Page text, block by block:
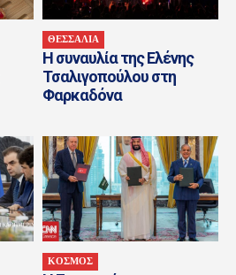
ΘΕΣΣΑΛΙΑ
H συναυλία της Ελένης
Τσαλιγοπούλου στη
Φαρκαδόνα
ΚΟΣΜΟΣ